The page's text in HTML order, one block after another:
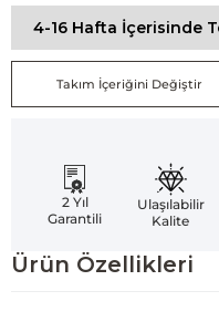
4-16 Hafta İçerisinde
Takım İçeriğini Değiştir
2 Yıl
Garantili
Ulaşılabilir
Kalite
Ürün Özellikleri